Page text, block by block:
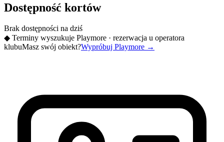
Dostępność kortów
Brak dostępności na dziś
◆ Terminy wyszukuje Playmore · rezerwacja u operatora
klubuMasz swój obiekt?Wypróbuj Playmore →